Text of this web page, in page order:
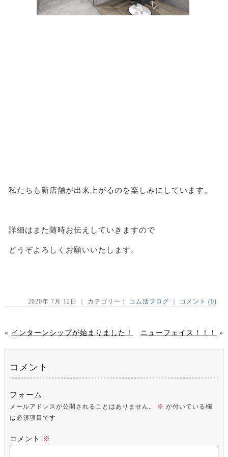
私たちも新店舗が出来上がるのを楽しみにしています。
詳細はまた随時お伝えしていきますので
どうぞよろしくお願いいたします。
2020年 7月 12日 ｜ カテゴリー： コム活ブログ コメント (0)
« インターンシップが始まりました！ ニューフェイス！！！ »
コメント
フォーム
メールアドレスが公開されることはありません。 ※ が付いている欄
は必須項目です
コメント ※